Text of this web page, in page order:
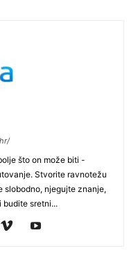
što on može biti -
Stvorite ravnotežu
slobodno, njegujte znanje,
sretni...